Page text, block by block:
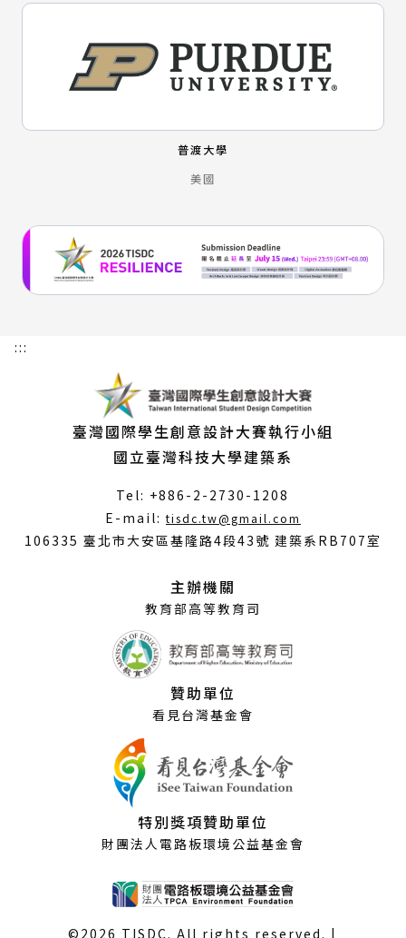
普渡大學
美國
:::
臺灣國際學生創意設計大賽執行小組
國立臺灣科技大學建築系
Tel: +886-2-2730-1208
E-mail:tisdc.tw@gmail.com
開
106335 臺北市大安區基隆路4段43號 建築系RB707室
主辦機關
教育部高等教育司
贊助單位
看見台灣基金會
特別獎項贊助單位
財團法人電路板環境公益基金會
©2026 TISDC. All rights reserved. |